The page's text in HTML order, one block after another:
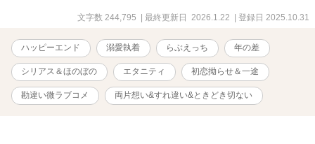
ワケアリな２人が身体だけでなく心も深く結ばれるようになるまで
たら6章）、21万字数前後、全44話。 ※アルファポリス先行作品。
※一夜限りのはずだったのに
文字数 244,795 | 最終更新日 2026.1.22 | 登録日 2025.10.31
ハッピーエンド 溺愛執着 らぶえっち 年の差
シリアス＆ほのぼの エタニティ 初恋拗らせ＆一途
勘違い微ラブコメ 両片想い&すれ違い&ときどき切ない